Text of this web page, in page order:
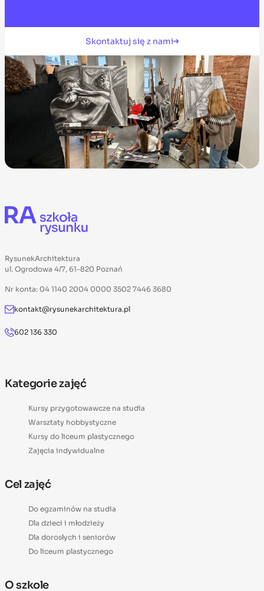
Skontaktuj się z nami
RysunekArchitektura
ul. Ogrodowa 4/7, 61-820 Poznań
Nr konta: 04 1140 2004 0000 3502 7446 3680
kontakt@rysunekarchitektura.pl
602 136 330
Kategorie zajęć
Kursy przygotowawcze na studia
Warsztaty hobbystyczne
Kursy do liceum plastycznego
Zajęcia indywidualne
Cel zajęć
Do egzaminów na studia
Dla dzieci i młodzieży
Dla dorosłych i seniorów
Do liceum plastycznego
O szkole